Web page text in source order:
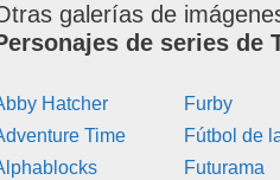
galerías de
de series de
Hatcher
Time
Furby
Fútbol de
Futurama